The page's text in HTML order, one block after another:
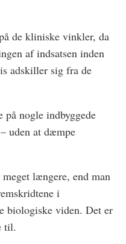
de kliniske vinkler, da
af indsatsen inden
adskiller sig fra de
nogle indbyggede
uden at dæmpe
længere, end man
i
biologiske viden. Det er
til.